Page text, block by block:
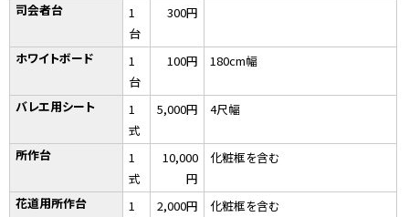
司会者台
1
台
300円
ホワイトボード
1
台
100円 180cm幅
バレエ用シート
1
式
5,000円 4尺幅
所作台
1
式
10,000
円
化粧框を含む
花道用所作台
1
2,000円 化粧框を含む